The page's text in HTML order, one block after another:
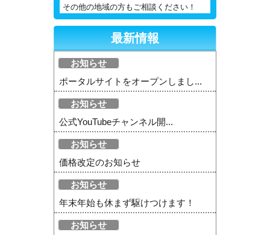
その他の地域の方もご相談ください！
最新情報
お知らせ
ポータルサイトをオープンしまし...
お知らせ
公式YouTubeチャンネル開...
お知らせ
価格改定のお知らせ
お知らせ
年末年始も休まず駆けつけます！
お知らせ